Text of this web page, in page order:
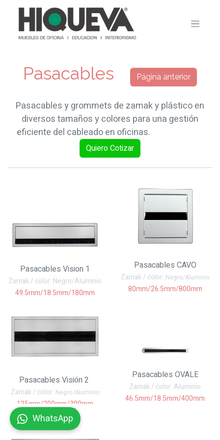
Pasacables Página anterior
Pasacables y grommets de zamak y plástico en
diversos tamaños y colores para una gestión
eficiente del cableado en oficinas.
Quiero Cotiza​​r
Pasacables Vision 1
Zamak / color: Negro/Aluminio
49.5mm/18.5mm/180mm
Pasacables CAVO
Zamak / color: Negro/Aluminio
80mm/26.5mm/800mm
Pasacables Visión 2
Zamak / color: Negro/Aluminio
135mm/200mm/300mm
Pasacables OVALE
Zamak / color: Aluminio
46.5mm/18.5mm/400mm
WhatsApp